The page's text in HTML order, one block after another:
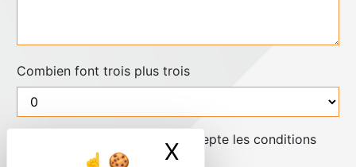
X Masquer le
Combien font trois plus trois
En cochant cette case, j'accepte les conditions
particulières ci-dessous **